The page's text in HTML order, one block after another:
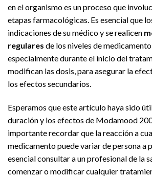
en el organismo es un proceso que
etapas farmacológicas. Es esencial que
indicaciones de su médico y se realicen
regulares de los niveles de
especialmente durante el inicio del
modifican las dosis, para asegurar la
los efectos secundarios.
Esperamos que este artículo haya sido
duración y los efectos de Modamood
importante recordar que la reacción a
medicamento puede variar de persona a
esencial consultar a un profesional de la
comenzar o modificar cualquier